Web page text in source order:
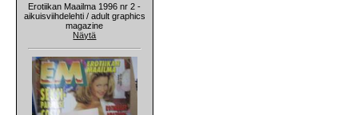
Erotiikan Maailma 1996 nr 2 -
aikuisviihdelehti / adult graphics
magazine
Näytä